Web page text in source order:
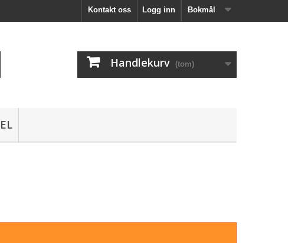
Bokmål
Logg inn
Kontakt oss
Handlekurv (tom)